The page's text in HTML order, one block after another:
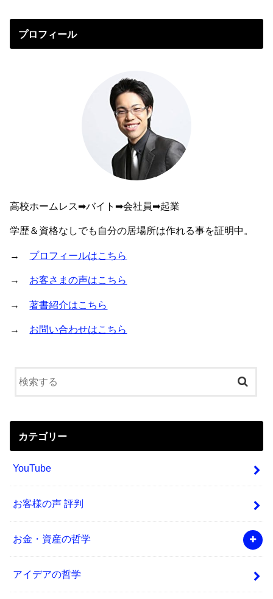
プロフィール
高校ホームレス➡︎バイト➡︎会社員➡︎起業
学歴＆資格なしでも自分の居場所は作れる事を証明中。
→ プロフィールはこちら
→ お客さまの声はこちら
→著書紹介はこちら
→ お問い合わせはこちら
カテゴリー
YouTube
お客様の声 評判
お金・資産の哲学
アイデアの哲学